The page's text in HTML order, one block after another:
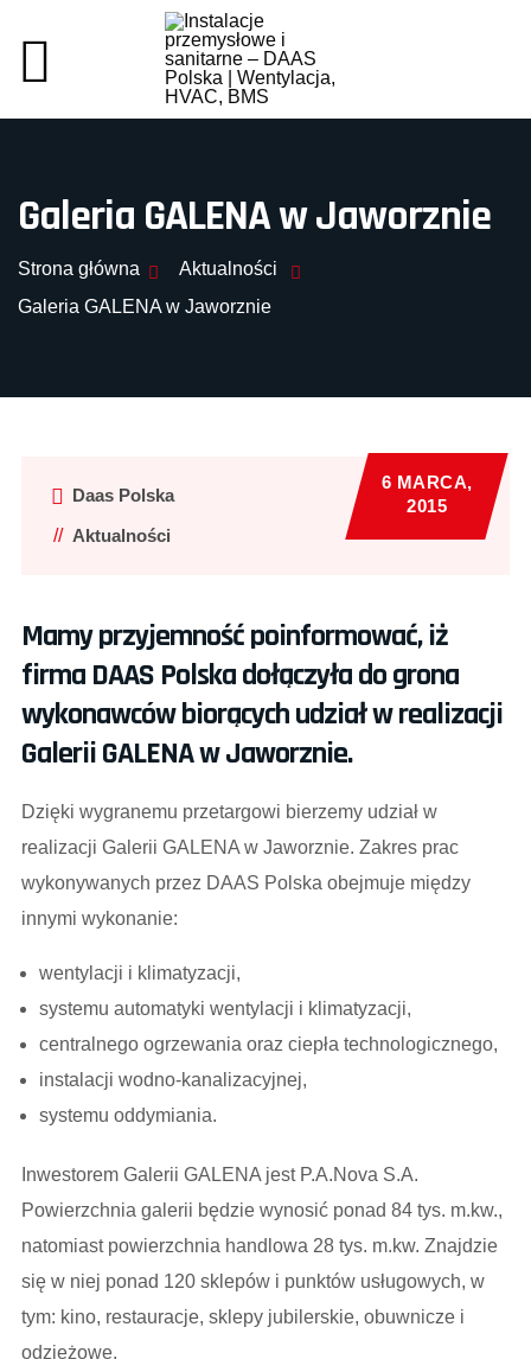
Galeria GALENA w Jaworznie
Strona główna
Aktualności
Galeria GALENA w Jaworznie
Daas Polska
Aktualności
6 MARCA,
2015
Mamy przyjemność poinformować, iż
firma DAAS Polska dołączyła do grona
wykonawców biorących udział w realizacji
Galerii GALENA w Jaworznie.
Dzięki wygranemu przetargowi bierzemy udział w
realizacji Galerii GALENA w Jaworznie. Zakres prac
wykonywanych przez DAAS Polska obejmuje między
innymi wykonanie:
wentylacji i klimatyzacji,
systemu automatyki wentylacji i klimatyzacji,
centralnego ogrzewania oraz ciepła technologicznego,
instalacji wodno-kanalizacyjnej,
systemu oddymiania.
Inwestorem Galerii GALENA jest P.A.Nova S.A.
Powierzchnia galerii będzie wynosić ponad 84 tys. m.kw.,
natomiast powierzchnia handlowa 28 tys. m.kw. Znajdzie
się w niej ponad 120 sklepów i punktów usługowych, w
tym: kino, restauracje, sklepy jubilerskie, obuwnicze i
odzieżowe.